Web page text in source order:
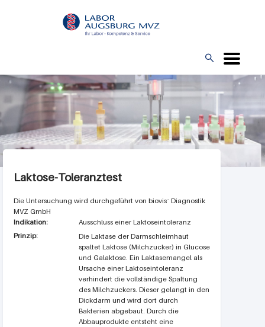
Direkt
zum
O

Laktose-Toleranztest
biovis´ Diagnostik
MVZ GmbH
Indikation:
Ausschluss einer Laktoseintoleranz
Prinzip:
Die Laktase der Darmschleimhaut
spaltet Laktose (Milchzucker) in Glucose
und Galaktose. Ein Laktasemangel als
Ursache einer Laktoseintoleranz
verhindert die vollständige Spaltung
des Milchzuckers. Dieser gelangt in den
Dickdarm und wird dort durch
Bakterien abgebaut. Durch die
Abbauprodukte entsteht eine